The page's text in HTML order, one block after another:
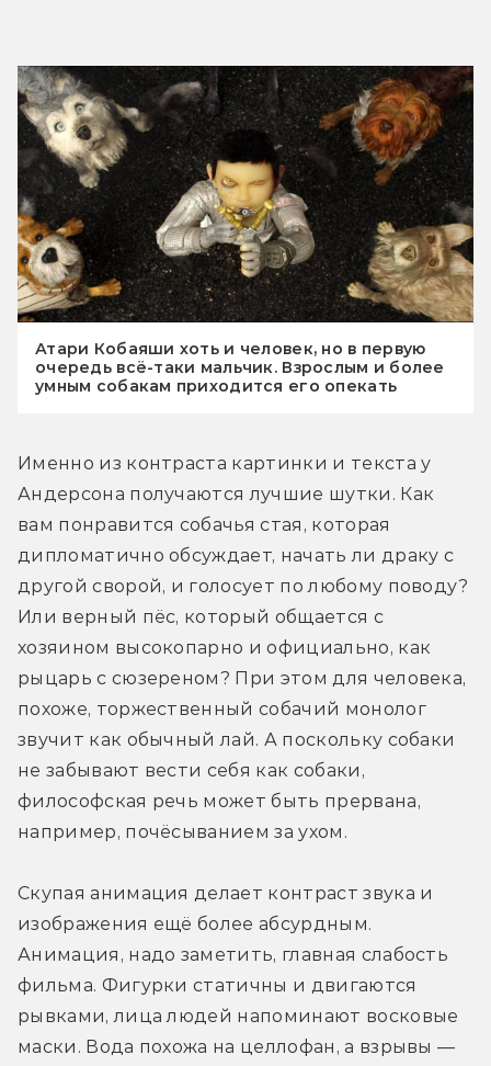
Атари Кобаяши хоть и человек, но в первую
очередь всё-таки мальчик. Взрослым и более
умным собакам приходится его опекать
Именно из контраста картинки и текста у
Андерсона получаются лучшие шутки. Как
вам понравится собачья стая, которая
дипломатично обсуждает, начать ли драку с
другой сворой, и голосует по любому поводу?
Или верный пёс, который общается с
хозяином высокопарно и официально, как
рыцарь с сюзереном? При этом для человека,
похоже, торжественный собачий монолог
звучит как обычный лай. А поскольку собаки
не забывают вести себя как собаки,
философская речь может быть прервана,
например, почёсыванием за ухом.
Скупая анимация делает контраст звука и
изображения ещё более абсурдным.
Анимация, надо заметить, главная слабость
фильма. Фигурки статичны и двигаются
рывками, лица людей напоминают восковые
маски. Вода похожа на целлофан, а взрывы —